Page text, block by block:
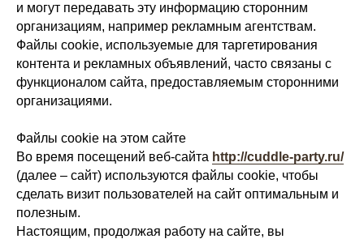
и могут передавать эту информацию сторонним
организациям, например рекламным агентствам.
Файлы cookie, используемые для таргетирования
контента и рекламных объявлений, часто связаны с
функционалом сайта, предоставляемым сторонними
организациями.
Файлы cookie на этом сайте
Во время посещений веб-сайта http://cuddle-party.ru/
(далее – cайт) используются файлы cookie, чтобы
сделать визит пользователей на сайт оптимальным и
полезным.
Настоящим, продолжая работу на cайте, вы